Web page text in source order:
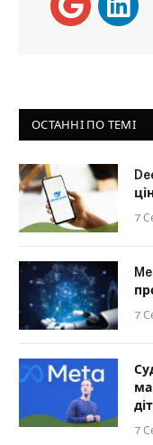
ОСТАННІ ПО ТЕМІ
7
7
7